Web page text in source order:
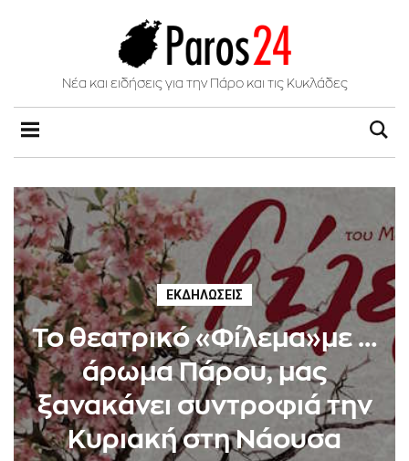
Νέα και ειδήσεις για την Πάρο και τις Κυκλάδες
ΕΚΔΗΛΏΣΕΙΣ
Το θεατρικό «Φίλεμα»με …
άρωμα Πάρου, μας
ξανακάνει συντροφιά την
Κυριακή στη Νάουσα